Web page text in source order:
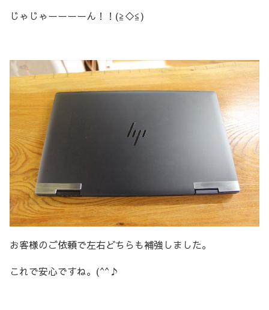
じゃじゃーーーーん！！(≧◇≦)
お客様のご依頼で左右どちらも補強しました。
これで安心ですね。(^^♪